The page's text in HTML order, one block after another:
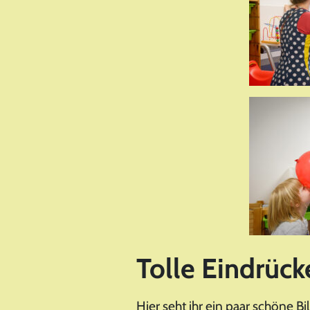
Tolle
Hier seht ihr ein paar schöne